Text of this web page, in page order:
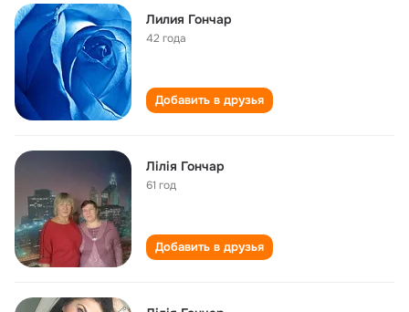
Лилия Гончар
42 года
Добавить в друзья
Лілія Гончар
61 год
Добавить в друзья